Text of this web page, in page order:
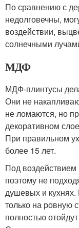
По сравнению с
недолговечны,
воздействии,
солнечными
МДФ
МДФ-плинтусы
Они не
не ломаются, но
декоративном
При правильном
более 15 лет.
Под
поэтому не
душевых и
только на ровную
полностью